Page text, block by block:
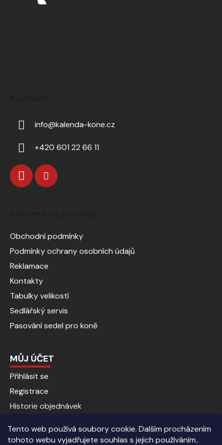
Tento web používá soubory cookie. Dalším procházením
tohoto webu vyjadřujete souhlas s jejich používáním..
info@kalenda-kone.cz
+420 601 22 66 11
Obchodní podmínky
Podmínky ochrany osobních údajů
Reklamace
Kontakty
Tabulky velikostí
Sedlářský servis
Pasování sedel pro koně
MŮJ ÚČET
Přihlásit se
Registrace
Historie objednávek